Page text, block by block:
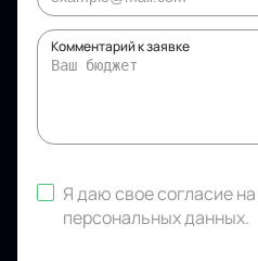
Комментарий к заявке
Я даю свое согласие на
персональных данных.